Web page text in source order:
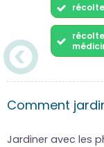
Comment
Jardiner avec les